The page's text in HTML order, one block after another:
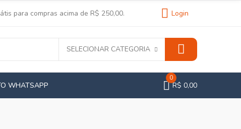
para compras acima de R$ 250,00. Login
SELECIONAR CATEGORIA
WHATSAPP
0
R$ 0,00